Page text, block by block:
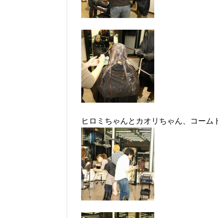
ヒロミちゃんとカオリちゃん、コーム